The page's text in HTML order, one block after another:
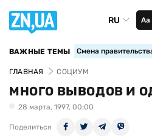
RU Аа
ВАЖНЫЕ ТЕМЫ Смена
ГЛАВНАЯ СОЦИУМ
МНОГО ВЫВОДОВ И
28 марта, 1997, 00:00
Поделиться